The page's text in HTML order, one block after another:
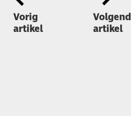
Vorig
artikel
Volgend
artikel